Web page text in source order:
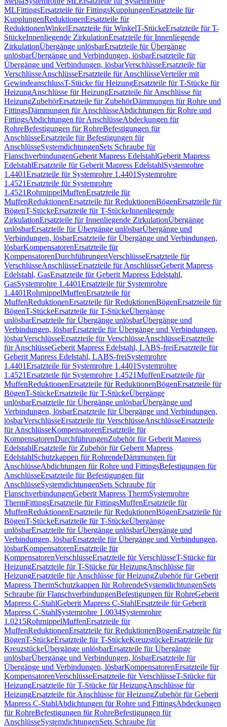
MLFittingsErsatzteile für FittingsKupplungenErsatzteile für
KupplungenReduktionenErsatzteile für
ReduktionenWinkelErsatzteile für WinkelT-StückeErsatzteile für T-
StückeInnenliegende ZirkulationErsatzteile für Innenliegende
ZirkulationÜbergänge unlösbarErsatzteile für Übergänge
unlösbarÜbergänge und Verbindungen, lösbarErsatzteile für
Übergänge und Verbindungen, lösbarVerschlüsseErsatzteile für
VerschlüsseAnschlüsseErsatzteile für AnschlüsseVerteiler mit
GewindeanschlussT-Stücke für HeizungErsatzteile für T-Stücke für
HeizungAnschlüsse für HeizungErsatzteile für Anschlüsse für
HeizungZubehörErsatzteile für ZubehörDämmungen für Rohre und
FittingsDämmungen für AnschlüsseAbdichtungen für Rohre und
FittingsAbdichtungen für AnschlüsseAbdeckungen für
RohreBefestigungen für RohreBefestigungen für
AnschlüsseErsatzteile für Befestigungen für
AnschlüsseSystemdichtungenSets Schraube für
FlanschverbindungenGeberit Mapress EdelstahlGeberit Mapress
EdelstahlErsatzteile für Geberit Mapress EdelstahlSystemrohre
1.4401Ersatzteile für Systemrohre 1.4401 Systemrohre
1.4521Ersatzteile für Systemrohre
1.4521RohrnippelMuffenErsatzteile für
MuffenReduktionenErsatzteile für ReduktionenBögenErsatzteile für
BögenT-StückeErsatzteile für T-StückeInnenliegende
ZirkulationErsatzteile für Innenliegende ZirkulationÜbergänge
unlösbarErsatzteile für Übergänge unlösbarÜbergänge und
Verbindungen, lösbarErsatzteile für Übergänge und Verbindungen,
lösbarKompensatorenErsatzteile für
KompensatorenDurchführungenVerschlüsseErsatzteile für
VerschlüsseAnschlüsseErsatzteile für AnschlüsseGeberit Mapress
Edelstahl, GasErsatzteile für Geberit Mapress Edelstahl,
GasSystemrohre 1.4401Ersatzteile für Systemrohre
1.4401RohrnippelMuffenErsatzteile für
MuffenReduktionenErsatzteile für ReduktionenBögenErsatzteile für
BögenT-StückeErsatzteile für T-StückeÜbergänge
unlösbarErsatzteile für Übergänge unlösbarÜbergänge und
Verbindungen, lösbarErsatzteile für Übergänge und Verbindungen,
lösbarVerschlüsseErsatzteile für VerschlüsseAnschlüsseErsatzteile
für AnschlüsseGeberit Mapress Edelstahl, LABS-freiErsatzteile für
Geberit Mapress Edelstahl, LABS-freiSystemrohre
1.4401Ersatzteile für Systemrohre 1.4401 Systemrohre
1.4521Ersatzteile für Systemrohre 1.4521MuffenErsatzteile für
MuffenReduktionenErsatzteile für ReduktionenBögenErsatzteile für
BögenT-StückeErsatzteile für T-StückeÜbergänge
unlösbarErsatzteile für Übergänge unlösbarÜbergänge und
Verbindungen, lösbarErsatzteile für Übergänge und Verbindungen,
lösbarVerschlüsseErsatzteile für VerschlüsseAnschlüsseErsatzteile
für AnschlüsseKompensatorenErsatzteile für
KompensatorenDurchführungenZubehör für Geberit Mapress
EdelstahlErsatzteile für Zubehör für Geberit Mapress
EdelstahlSchutzkappen für RohrendeDämmungen für
AnschlüsseAbdichtungen für Rohre und FittingsBefestigungen für
AnschlüsseErsatzteile für Befestigungen für
AnschlüsseSystemdichtungenSets Schraube für
FlanschverbindungenGeberit Mapress ThermSystemrohre
ThermFittingsErsatzteile für FittingsMuffenErsatzteile für
MuffenReduktionenErsatzteile für ReduktionenBögenErsatzteile für
BögenT-StückeErsatzteile für T-StückeÜbergänge
unlösbarErsatzteile für Übergänge unlösbarÜbergänge und
Verbindungen, lösbarErsatzteile für Übergänge und Verbindungen,
lösbarKompensatorenErsatzteile für
KompensatorenVerschlüsseErsatzteile für VerschlüsseT-Stücke für
HeizungErsatzteile für T-Stücke für HeizungAnschlüsse für
HeizungErsatzteile für Anschlüsse für HeizungZubehör für Geberit
Mapress ThermSchutzkappen für RohrendeSystemdichtungenSets
Schraube für FlanschverbindungenBefestigungen für RohreGeberit
Mapress C-StahlGeberit Mapress C-StahlErsatzteile für Geberit
Mapress C-StahlSystemrohre 1.0034Systemrohre
1.0215RohrnippelMuffenErsatzteile für
MuffenReduktionenErsatzteile für ReduktionenBögenErsatzteile für
BögenT-StückeErsatzteile für T-StückeKreuzstückeErsatzteile für
KreuzstückeÜbergänge unlösbarErsatzteile für Übergänge
unlösbarÜbergänge und Verbindungen, lösbarErsatzteile für
Übergänge und Verbindungen, lösbarKompensatorenErsatzteile für
KompensatorenVerschlüsseErsatzteile für VerschlüsseT-Stücke für
HeizungErsatzteile für T-Stücke für HeizungAnschlüsse für
HeizungErsatzteile für Anschlüsse für HeizungZubehör für Geberit
Mapress C-StahlAbdichtungen für Rohre und FittingsAbdeckungen
für RohreBefestigungen für RohreBefestigungen für
AnschlüsseSystemdichtungenSets Schraube für